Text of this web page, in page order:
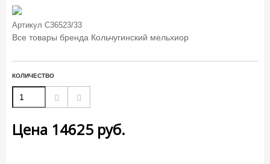
Артикул С36523/33
Все товары бренда Кольчугинский мельхиор
КОЛИЧЕСТВО
Цена 14625 руб.